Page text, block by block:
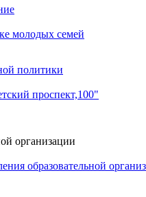
молодых семей
политики
проспект,100"
организации
образовательной